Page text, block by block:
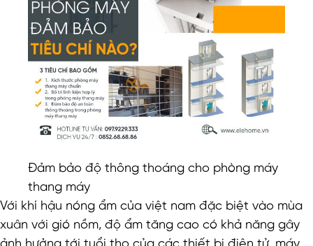
Đảm bảo độ thông thoáng cho phòng máy
thang máy
Với khí hậu nóng ẩm của việt nam đặc biệt vào mùa
xuân với gió nồm, độ ẩm tăng cao có khả năng gây